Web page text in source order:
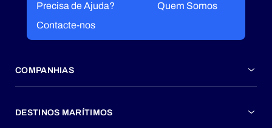
Precisa de Ajuda?
Quem Somos
Contacte-nos
COMPANHIAS
DESTINOS MARÍTIMOS